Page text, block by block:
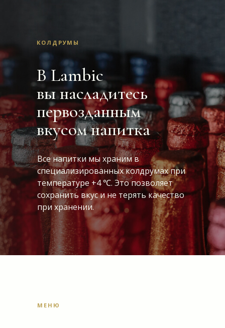
КОЛДРУМЫ
Все напитки мы храним в
специализированных колдрумах при
температуре +4 ℃. Это позволяет
сохранить вкус и не терять качество
при хранении.
В Lambic
вы насладитесь
первозданным
вкусом напитка
МЕНЮ